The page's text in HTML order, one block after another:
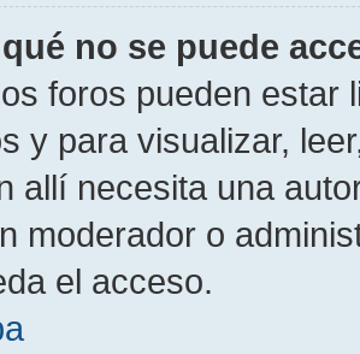
no se puede
foros pueden estar
y para visualizar,
allí necesita una
moderador o
el acceso.